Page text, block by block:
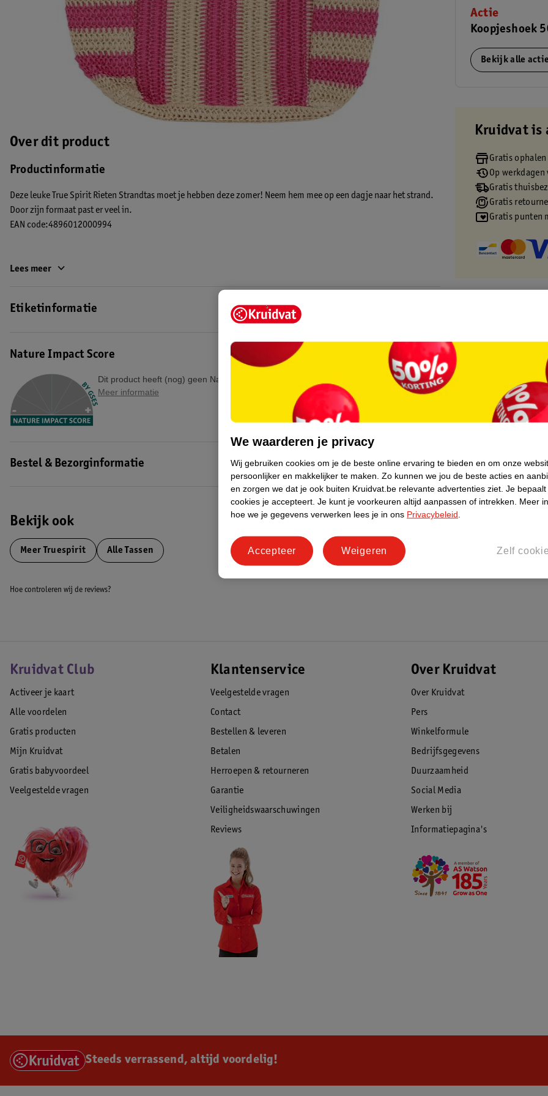
Over dit product
Productinformatie
Deze leuke True Spirit Rieten Strandtas moet je hebben deze zomer! Neem hem mee op een dagje naar het strand.
Door zijn formaat past er veel in.
EAN code:4896012000994
Lees meer
Etiketinformatie
Nature Impact Score
Dit product heeft (nog) geen Nature Impact Score.
Meer informatie
Bestel & Bezorginformatie
Bekijk ook
MeerTruespirit Alle Tassen
Actie
Koopjeshoek
Bekijk alle
Kruidvat is
Gratis
Op
Gratis
Gratis
Gratis punten
Hoe controleren wij de reviews?
Kruidvat Club
Activeer je kaart
Alle voordelen
Gratis producten
Mijn Kruidvat
Gratis babyvoordeel
Veelgestelde vragen
Klantenservice
Veelgestelde vragen
Contact
Bestellen & leveren
Betalen
Herroepen & retourneren
Garantie
Veiligheidswaarschuwingen
Reviews
Over Kruidvat
Over Kruidvat
Pers
Winkelformule
Bedrijfsgegevens
Duurzaamheid
Social Media
Werken bij
Informatiepagina's
Steeds verrassend, altijd voordelig!
We waarderen je privacy
Wij gebruiken cookies om je de beste online ervaring te bieden en om onze
persoonlijker en makkelijker te maken. Zo kunnen we jou de beste acties en
en zorgen we dat je ook buiten Kruidvat.be relevante advertenties ziet. Je
cookies je accepteert. Je kunt je voorkeuren altijd aanpassen of intrekken.
Meer
hoe we je gegevens verwerken lees je in ons Privacybeleid
Zelf
Weigeren
Accepteer